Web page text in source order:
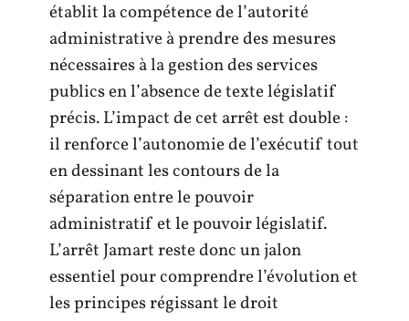
établit la compétence de l’autorité
administrative à prendre des mesures
nécessaires à la gestion des services
publics en l’absence de texte législatif
précis. L’impact de cet arrêt est double :
il renforce l’autonomie de l’exécutif tout
en dessinant les contours de la
séparation entre le pouvoir
administratif et le pouvoir législatif.
L’arrêt Jamart reste donc un jalon
essentiel pour comprendre l’évolution et
les principes régissant le droit